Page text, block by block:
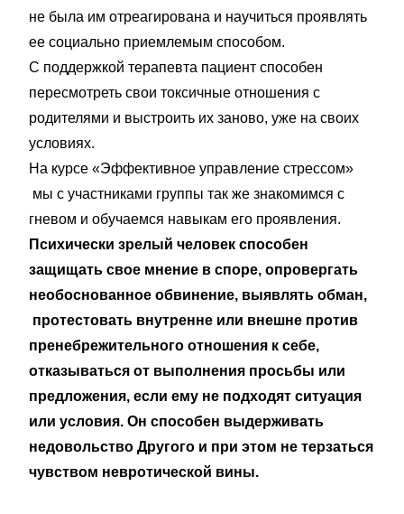
не была им отреагирована и научиться проявлять
ее социально приемлемым способом.
С поддержкой терапевта пациент способен
пересмотреть свои токсичные отношения с
родителями и выстроить их заново, уже на своих
условиях.
На курсе «Эффективное управление стрессом»
мы с участниками группы так же знакомимся с
гневом и обучаемся навыкам его проявления.
Психически зрелый человек способен
защищать свое мнение в споре, опровергать
необоснованное обвинение, выявлять обман,
протестовать внутренне или внешне против
пренебрежительного отношения к себе,
отказываться от выполнения просьбы или
предложения, если ему не подходят ситуация
или условия. Он способен выдерживать
недовольство Другого и при этом не терзаться
чувством невротической вины.